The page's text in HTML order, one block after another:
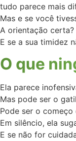
tudo parece mais
Mas e se você
A orientação certa?
E se a sua timidez
O que
Ela parece
Mas pode ser o
Pode ser o
Em silêncio, ela
E se não for